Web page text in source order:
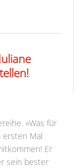
»Was für
ersten Mal
Er
sein bester